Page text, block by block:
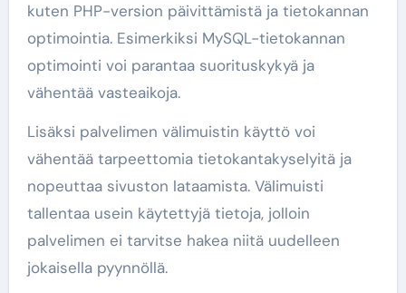
kuten PHP-version päivittämistä ja tietokannan
optimointia. Esimerkiksi MySQL-tietokannan
optimointi voi parantaa suorituskykyä ja
vähentää vasteaikoja.
Lisäksi palvelimen välimuistin käyttö voi
vähentää tarpeettomia tietokantakyselyitä ja
nopeuttaa sivuston lataamista. Välimuisti
tallentaa usein käytettyjä tietoja, jolloin
palvelimen ei tarvitse hakea niitä uudelleen
jokaisella pyynnöllä.